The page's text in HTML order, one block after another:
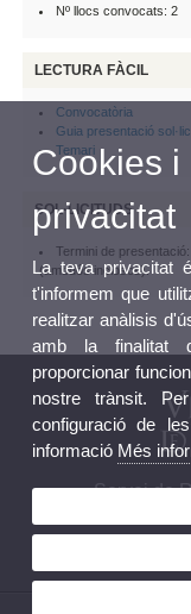
Nº llocs convocats: 2
LECTURA FÀCIL
Convocatòria
Guia presentació
Temari
SOL·LICITUDS
Termini de
(ambdós inclosos).
Servei de
Cookies
privacitat
La teva privacitat
t'informem que
realitzar anàlisis
amb la finalitat
proporcionar
nostre trànsit.
configuració de
informació Més